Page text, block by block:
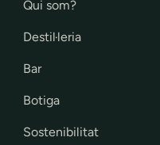
Qui som?
Destil·leria
Bar
Botiga
Sostenibilitat